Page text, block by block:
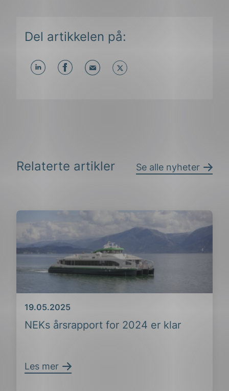
Del artikkelen på:
Relaterte artikler Se alle nyheter
NEKs årsrapport for 2024 er klar
Dato
19.05.2025
Les mer